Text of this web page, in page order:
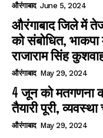
औरंगाबाद June 5, 2024
औरंगाबाद जिले में
को संबोधित, भाकपा
राजाराम सिंह
औरंगाबाद May 29, 2024
4 जून को मतगणना
तैयारी पूरी,
औरंगाबाद May 29, 2024